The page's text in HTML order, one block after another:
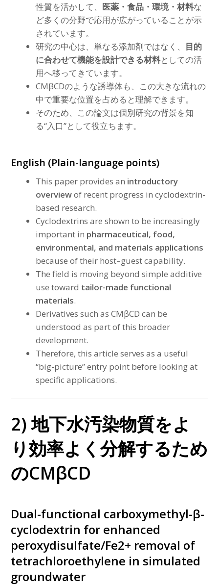
性質を活かして、 医薬・食品・環境・材料な
ど多くの分野で応用が広がっていることが示
されています。
研究の中心は、単なる添加剤ではなく、 目的
に合わせて機能を設計できる材料としての活
用へ移ってきています。
CMβCDのような誘導体も、この大きな流れの
中で重要な位置を占めると理解できます。
そのため、この論文は個別研究の背景を知
る“入口”として役立ちます。
English (Plain-language points)
This paper provides an introductory
overviewof recent progress in cyclodextrin-
based research.
Cyclodextrins are shown to be increasingly
important in pharmaceutical, food,
environmental, and materials applications
because of their host–guest capability.
The field is moving beyond simple additive
use toward tailor-made functional
materials.
Derivatives such as CMβCD can be
understood as part of this broader
development.
Therefore, this article serves as a useful
“big-picture” entry point before looking at
specific applications.
2) 地下水汚染物質をよ
り効率よく分解するため
のCMβCD
Dual-functional carboxymethyl-β-
cyclodextrin for enhanced
peroxydisulfate/Fe2+ removal of
tetrachloroethylene in simulated
groundwater